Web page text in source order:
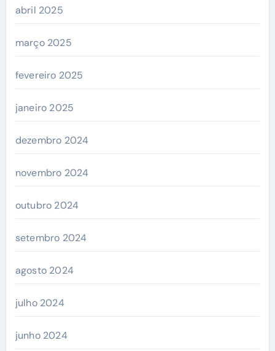
abril 2025
março 2025
fevereiro 2025
janeiro 2025
dezembro 2024
novembro 2024
outubro 2024
setembro 2024
agosto 2024
julho 2024
junho 2024